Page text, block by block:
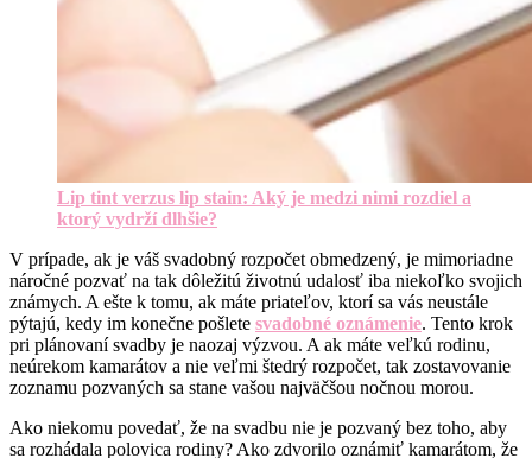
Lip tint verzus lip stain: Aký je medzi nimi rozdiel a
ktorý vydrží dlhšie?
V prípade, ak je váš svadobný rozpočet obmedzený, je mimoriadne
náročné pozvať na tak dôležitú životnú udalosť iba niekoľko svojich
známych. A ešte k tomu, ak máte priateľov, ktorí sa vás neustále
pýtajú, kedy im konečne pošlete svadobné oznámenie. Tento krok
pri plánovaní svadby je naozaj výzvou. A ak máte veľkú rodinu,
neúrekom kamarátov a nie veľmi štedrý rozpočet, tak zostavovanie
zoznamu pozvaných sa stane vašou najväčšou nočnou morou.
Ako niekomu povedať, že na svadbu nie je pozvaný bez toho, aby
sa rozhádala polovica rodiny? Ako zdvorilo oznámiť kamarátom, že